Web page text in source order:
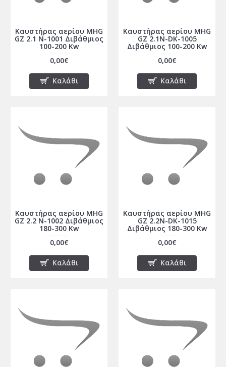
Καυστήρας αερίου MHG
GZ 2.1 N-1001 Διβάθμιος
100-200 Kw
0,00€
Καλάθι
Καυστήρας αερίου MHG
GZ 2.1N-DK-1005
Διβάθμιος 100-200 Kw
0,00€
Καλάθι
Καυστήρας αερίου MHG
GZ 2.2 N-1002 Διβάθμιος
180-300 Kw
0,00€
Καλάθι
Καυστήρας αερίου MHG
GZ 2.2N-DK-1015
Διβάθμιος 180-300 Kw
0,00€
Καλάθι